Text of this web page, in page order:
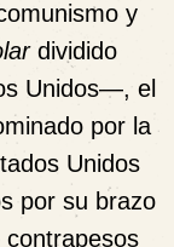
y
dividido
Unidos—, el
por la
Unidos
por su brazo
contrapesos